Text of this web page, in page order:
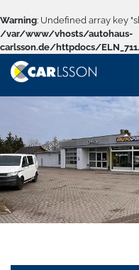
Warning: Undefined array key
/var/www/vhosts/autohaus-
carlsson.de/httpdocs/